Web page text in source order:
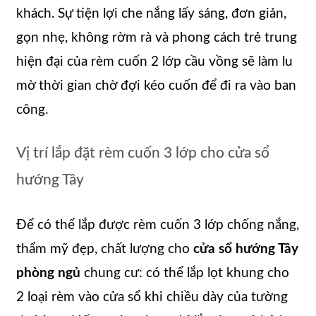
khách. Sự tiện lợi che nắng lấy sáng, đơn giản,
gọn nhẹ, không rờm rà và phong cách trẻ trung
hiện đại của rèm cuốn 2 lớp cầu vồng sẽ làm lu
mờ thời gian chờ đợi kéo cuốn để đi ra vào ban
công.
Vị trí lắp đặt rèm cuốn 3 lớp cho cửa sổ
hướng Tây
Để có thể lắp được rèm cuốn 3 lớp chống nắng,
thẩm mỹ đẹp, chất lượng cho cửa sổ hướng Tây
phòng ngủ chung cư: có thể lắp lọt khung cho
2 loại rèm vào cửa sổ khi chiều dày của tường